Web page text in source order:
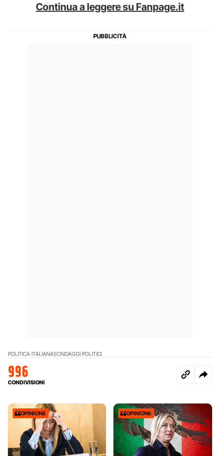
Continua a leggere su Fanpage.it
POLITICA ITALIANASONDAGGI POLITICI
996
CONDIVISIONI
OPINIONE OPINIONE